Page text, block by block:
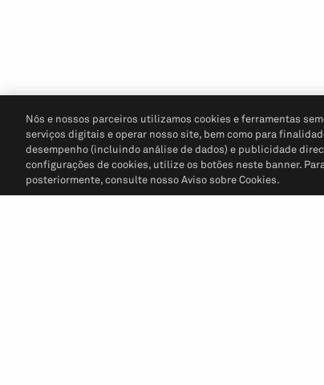
Nós e nossos parceiros utilizamos cookies e ferramentas
serviços digitais e operar nosso site, bem como para
desempenho (incluindo análise de dados) e publicidade
configurações de cookies, utilize os botões neste banner.
posteriormente, consulte nosso Aviso sobre Cookies.